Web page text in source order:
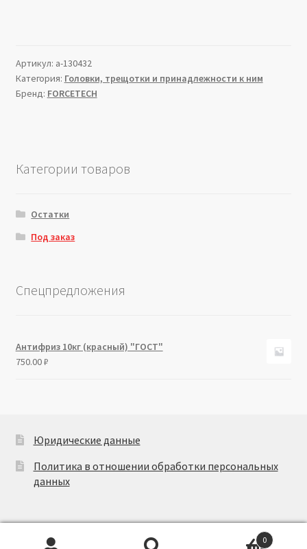
Артикул: a-130432
Категория: Головки, трещотки и принадлежности к ним
Бренд: FORCETECH
Категории товаров
Остатки
Под заказ
Спецпредложения
Антифриз 10кг (красный) "ГОСТ"
750.00₽
Юридические данные
Политика в отношении обработки персональных
данных
0